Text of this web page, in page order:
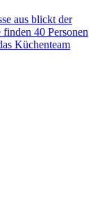
aus blickt der
40 Personen
Küchenteam